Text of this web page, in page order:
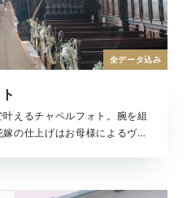
えるチャペルフォト。腕を組
の仕上げはお母様によるヴェ
全データ込み